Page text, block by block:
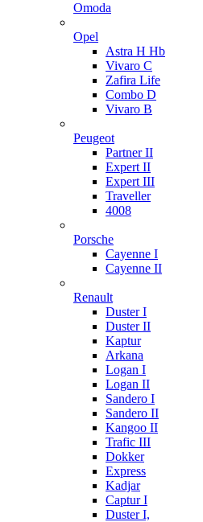
Omoda
Opel
Astra H Hb
Vivaro C
Zafira Life
Combo D
Vivaro B
Peugeot
Partner II
Expert II
Expert III
Traveller
4008
Porsche
Cayenne I
Cayenne II
Renault
Duster I
Duster II
Kaptur
Arkana
Logan I
Logan II
Sandero I
Sandero II
Kangoo II
Trafic III
Dokker
Express
Kadjar
Captur I
Duster I,